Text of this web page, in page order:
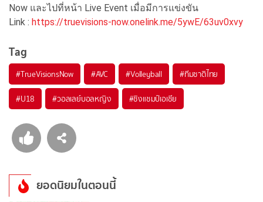
Now และไปที่หน้า Live Event เมื่อมีการแข่งขัน
Link : https://truevisions-now.onelink.me/5ywE/63uv0xvy
Tag
#TrueVisionsNow #AVC #Volleyball #ทีมชาติไทย
#U18 #วอลเลย์บอลหญิง #ชิงแชมป์เอเชีย
ยอดนิยมในตอนนี้